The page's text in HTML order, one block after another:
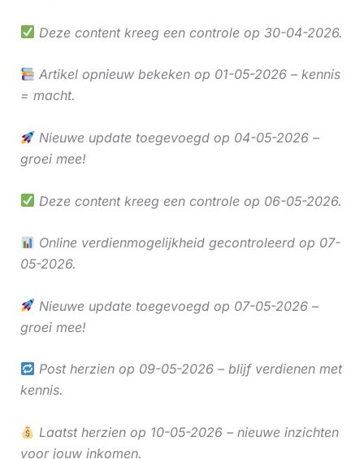
Deze content kreeg een controle op 30-04-2026.
Artikel opnieuw bekeken op 01-05-2026 – kennis
= macht.
Nieuwe update toegevoegd op 04-05-2026 –
groei mee!
Deze content kreeg een controle op 06-05-2026.
Online verdienmogelijkheid gecontroleerd op 07-
05-2026.
Nieuwe update toegevoegd op 07-05-2026 –
groei mee!
Post herzien op 09-05-2026 – blijf verdienen met
kennis.
Laatst herzien op 10-05-2026 – nieuwe inzichten
voor jouw inkomen.